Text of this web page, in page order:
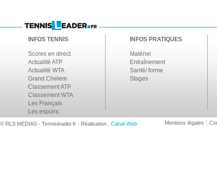
INFOS TENNIS
Scores en direct
Actualité ATP
Actualité WTA
Grand Chelem
Classement ATP
Classement WTA
Les Français
Les espoirs
INFOS PRATIQUES
Matériel
Entraînement
Santé/ forme
Stages
© RLS MEDIAS - Tennisleader.fr - Réalisation : Canal-Web Mentions légales